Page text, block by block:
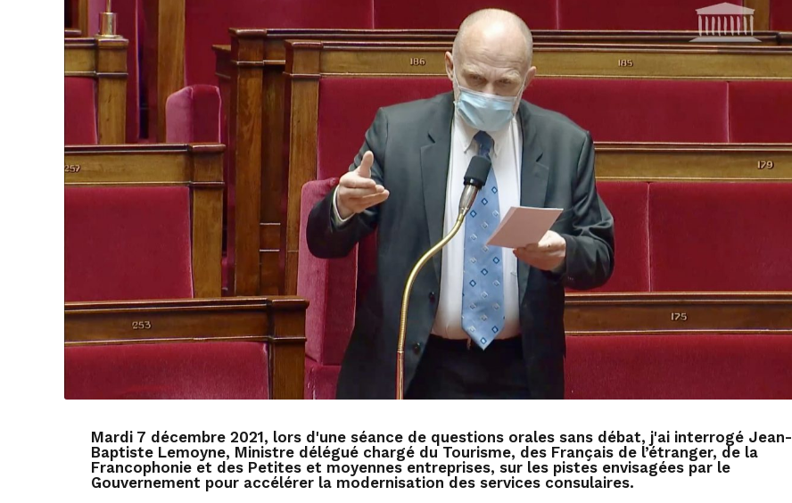
Mardi 7 décembre 2021, lors d'une séance de questions orales sans débat, j'ai interrogé Jean-
Baptiste Lemoyne, Ministre délégué chargé du Tourisme, des Français de l’étranger, de la
Francophonie et des Petites et moyennes entreprises, sur les pistes envisagées par le
Gouvernement pour accélérer la modernisation des services consulaires.